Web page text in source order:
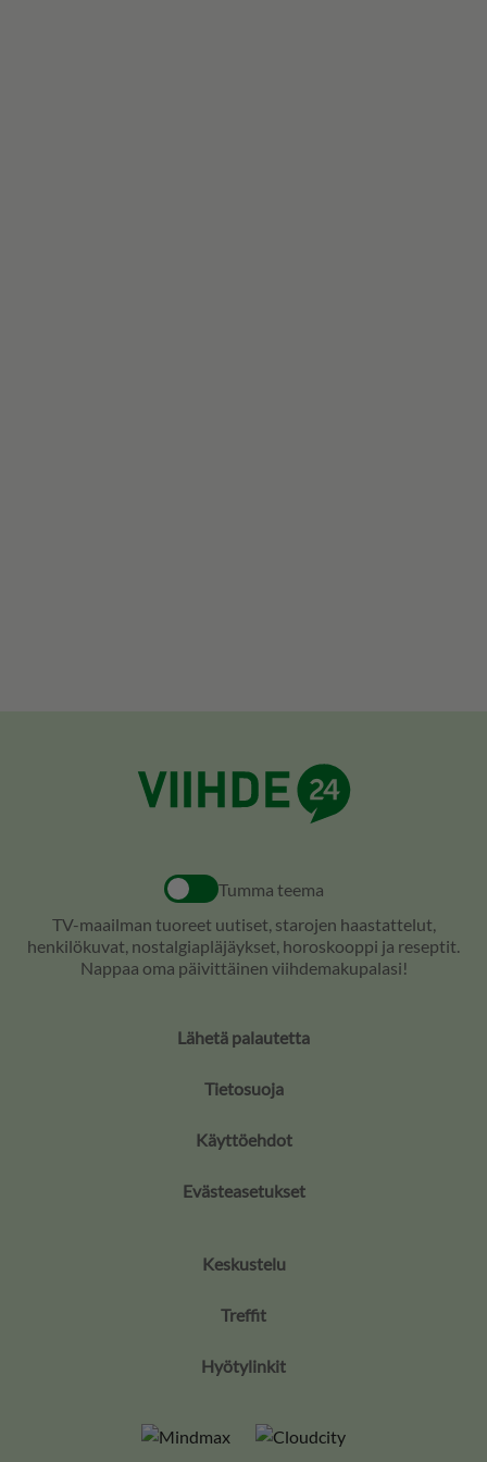
Tumma teema
TV-maailman tuoreet uutiset, starojen haastattelut,
henkilökuvat, nostalgiapläjäykset, horoskooppi ja reseptit.
Nappaa oma päivittäinen viihdemakupalasi!
Lähetä palautetta
Tietosuoja
Käyttöehdot
Evästeasetukset
Keskustelu
Treffit
Hyötylinkit